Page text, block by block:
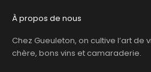
À propos de nous
Chez Gueuleton, on cultive l’art de
chère, bons vins et camaraderie.